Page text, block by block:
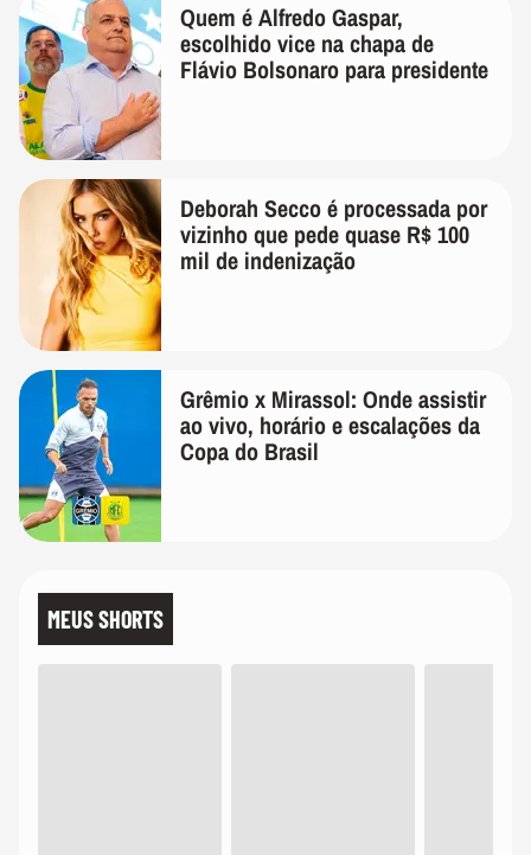
Quem é Alfredo Gaspar,
escolhido vice na chapa de
Flávio Bolsonaro para presidente
Deborah Secco é processada por
vizinho que pede quase R$ 100
mil de indenização
Grêmio x Mirassol: Onde assistir
ao vivo, horário e escalações da
Copa do Brasil
MEUS SHORTS